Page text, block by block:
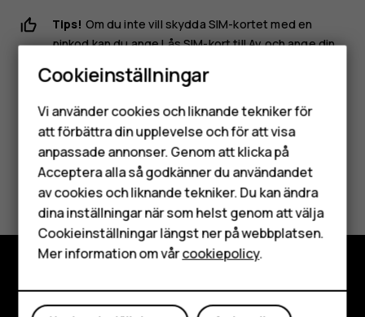
Smartphones
Mobiltelefoner
Tillbehör
HMD Terra M
Surfplattor
Tips! Om du inte vill skydda SIM-kortet med en
pinkod kan du angeLås SIM-korttillAvoch ange din
Var detta till hjälp?
Ja Nej
Utforska
Cookieinställningar
Vi använder cookies och liknande tekniker för
att förbättra din upplevelse och för att visa
anpassade annonser. Genom att klicka på
Acceptera alla så godkänner du användandet
av cookies och liknande tekniker. Du kan ändra
dina inställningar när som helst genom att välja
Cookieinställningar längst ner på webbplatsen.
Mer information om vårcookiepolicy.